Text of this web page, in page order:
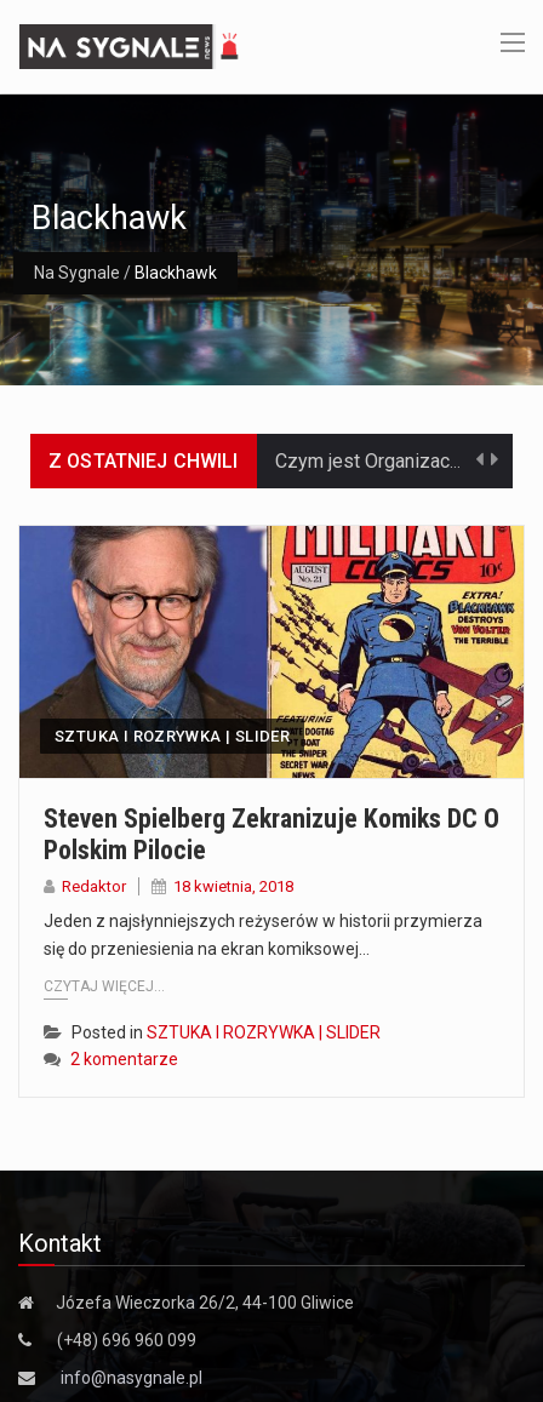
Na Sygnale / Blackhawk
Blackhawk
Z OSTATNIEJ CHWILI Czym jest Organizacja Traktatu Północnoatlantyckiego? Organizacja Traktatu Północnoatlantyckiego, powszechnie znana jako NATO, to międzynarodowy sojusz polityczno-wojskowy, który powstał 4 kwietnia 1949 roku. Został założony przez…
Co to jest prognoza pogody na 14 dni? Prognoza pogody na 14 dni to niezwykle cenne narzędzie, które dostarcza szczegółowych informacji o długoterminowych warunkach atmosferycznych…
Co to jest serwis Aktualności Polska dzisiaj? Serwis Aktualności Polska dzisiaj to żywy i nowoczesny portal, który dostarcza najświeższe wieści z kraju i zagranicy. Obejmuje…
Co to jest cyberbezpieczeństwo w sieci? Cyberbezpieczeństwo w Internecie stanowi istotny element ochrony systemów informacyjnych. Jego zasadniczym celem jest zabezpieczenie przed różnorodnymi cyberzagrożeniami oraz ryzykiem,…
Czym były starożytne igrzyska olimpijskie w Grecji? Starożytne igrzyska olimpijskie odgrywały kluczową rolę w dziejach Grecji. Co cztery lata, w pięknej Olimpii, odbywały się te…
SZTUKA I ROZRYWKA | SLIDER
Steven Spielberg Zekranizuje Komiks DC O
Polskim Pilocie
Redaktor 18 kwietnia, 2018
Jeden z najsłynniejszych reżyserów w historii przymierza
się do przeniesienia na ekran komiksowej…
CZYTAJ WIĘCEJ...
Posted in SZTUKA I ROZRYWKA | SLIDER
2 komentarze
Kontakt
Józefa Wieczorka 26/2, 44-100 Gliwice
(+48) 696 960 099
info@nasygnale.pl